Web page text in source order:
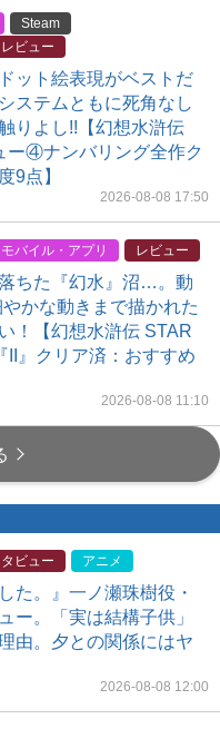
Steam
レビュー
ット絵表現がベストだ
ステムともに死角なし
りよし!!【幻想水滸伝
ー④ナンバリング全作ク
9点】
2026-08-08 17:50
モバイル・アプリ レビュー
ちた『幻水』沼…。動
かな動きまで描かれた
！【幻想水滸伝 STAR
』クリア済：おすすめ
2026-08-08 11:10
ビュー アニメ
た。』一ノ瀬珠樹役・
ー。「実は結構子供」
由。夕との関係にはヤ
2026-08-08 12:00